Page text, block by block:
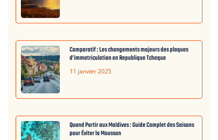
Comparatif : Les changements majeurs des plaques
d’immatriculation en Republique Tcheque
11 janvier 2025
Quand Partir aux Maldives : Guide Complet des Saisons
pour Éviter la Mousson